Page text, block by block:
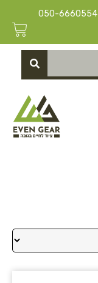
050-6660554